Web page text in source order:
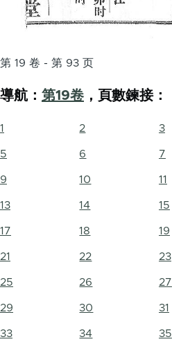
第 19 卷 - 第 93 页
導航： 第19卷 ，頁數鍊接：
1 2 3
5 6 7
9 10 11
13 14 15
17 18 19
21 22 23
25 26 27
29 30 31
33 34 35